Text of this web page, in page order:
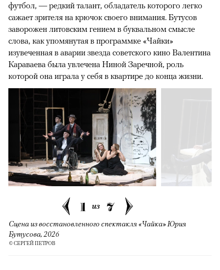
футбол, — редкий талант, обладатель которого легко
сажает зрителя на крючок своего внимания. Бутусов
заворожен литовским гением в буквальном смысле
слова, как упомянутая в программке «Чайки»
изувеченная в аварии звезда советского кино Валентина
Караваева была увлечена Ниной Заречной, роль
которой она играла у себя в квартире до конца жизни.
1 из 7
Сцена из восстановленного спектакля «Чайка» Юрия
Бутусова, 2026
© СЕРГЕЙ ПЕТРОВ